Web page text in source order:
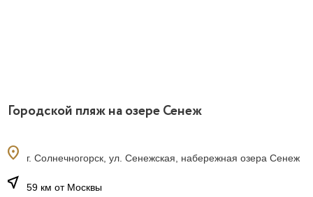
Городской пляж на озере Сенеж
location_on г. Солнечногорск, ул. Сенежская, набережная озера Сенеж
near_me 59 км от Москвы